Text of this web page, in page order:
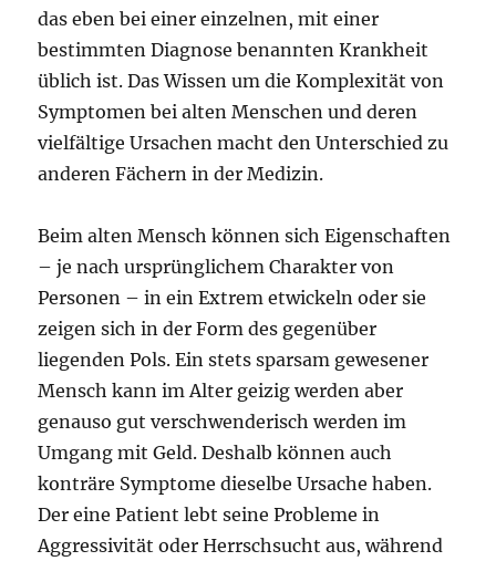
das eben bei einer einzelnen, mit einer
bestimmten Diagnose benannten Krankheit
üblich ist. Das Wissen um die Komplexität von
Symptomen bei alten Menschen und deren
vielfältige Ursachen macht den Unterschied zu
anderen Fächern in der Medizin.
Beim alten Mensch können sich Eigenschaften
– je nach ursprünglichem Charakter von
Personen – in ein Extrem etwickeln oder sie
zeigen sich in der Form des gegenüber
liegenden Pols. Ein stets sparsam gewesener
Mensch kann im Alter geizig werden aber
genauso gut verschwenderisch werden im
Umgang mit Geld. Deshalb können auch
konträre Symptome dieselbe Ursache haben.
Der eine Patient lebt seine Probleme in
Aggressivität oder Herrschsucht aus, während